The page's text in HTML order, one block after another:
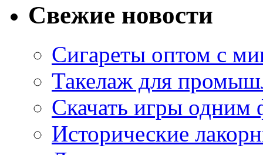
Свежие новости
Сигареты оптом с
Такелаж для
Скачать игры одним
Исторические